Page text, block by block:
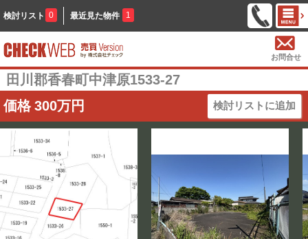
検討リスト 0 最近見た物件 1
お問合せ
田川郡香春町中津原1533-27
価格 300万円 検討リストに追加